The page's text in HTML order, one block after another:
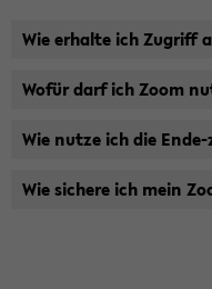
Wie er­hal­te ich Zu­griff
Wofür darf ich Zoom
Wie nutze ich die
Wie si­che­re ich mein